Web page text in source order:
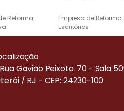
Reforma
Empresa de Reforma
Escritórios
Residenciais de
Serviço de Automação
Rua Gavião Peixoto, 70 - Sala
/ RJ - CEP: 24230-100